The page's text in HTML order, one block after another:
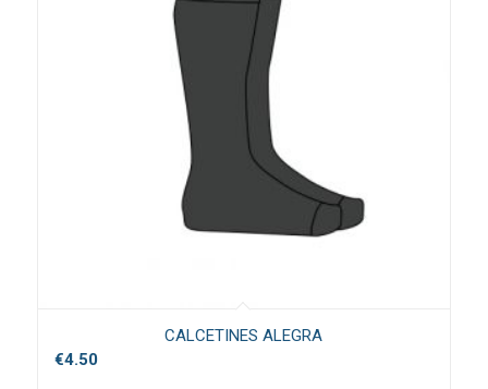
CALCETINES ALEGRA
€4.50